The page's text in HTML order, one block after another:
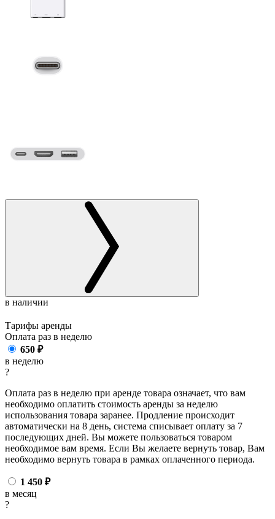
в наличии
Тарифы аренды
Оплата раз в неделю
650 ₽
в неделю
?
Оплата раз в неделю при аренде товара означает, что вам
необходимо оплатить стоимость аренды за неделю
использования товара заранее. Продление происходит
автоматически на 8 день, система списывает оплату за 7
последующих дней. Вы можете пользоваться товаром
необходимое вам время. Если Вы желаете вернуть товар, Вам
необходимо вернуть товара в рамках оплаченного периода.
1 450 ₽
в месяц
?